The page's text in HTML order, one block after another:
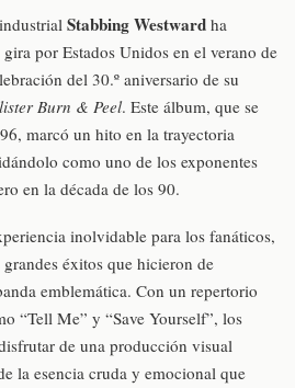
Stabbing Westward ha
por Estados Unidos en el verano de
del 30.º aniversario de su
Burn & Peel. Este álbum, que se
marcó un hito en la trayectoria
como uno de los exponentes
en la década de los 90.
inolvidable para los fanáticos,
éxitos que hicieron de
emblemática. Con un repertorio
“Tell Me” y “Save Yourself”, los
de una producción visual
la esencia cruda y emocional que